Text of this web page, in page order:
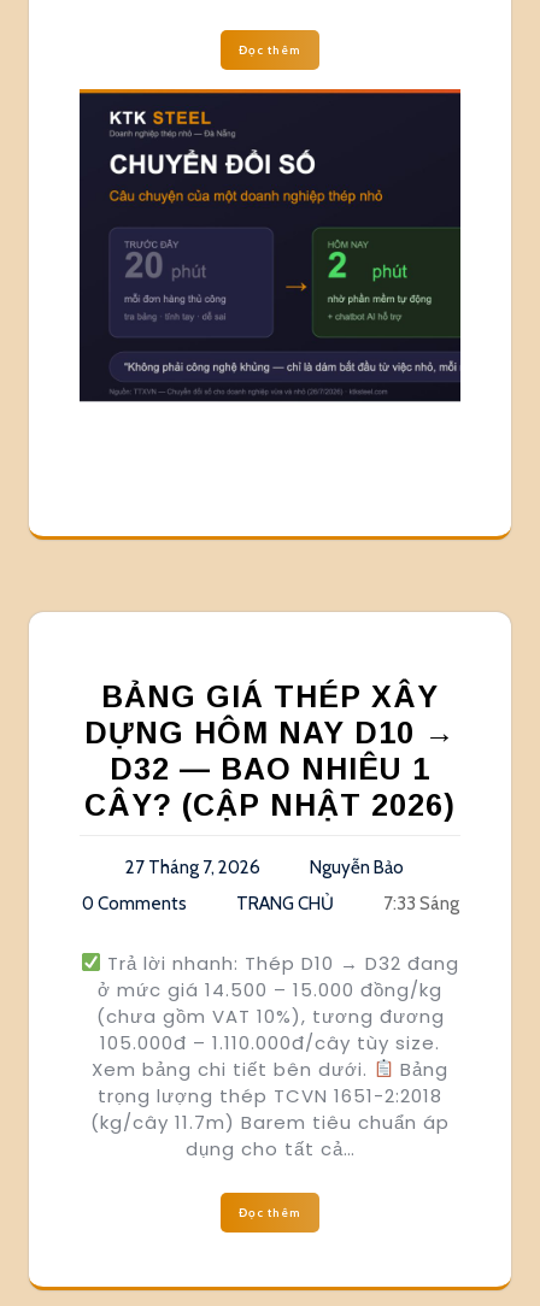
Đọc thêm
BẢNG GIÁ THÉP XÂY
DỰNG HÔM NAY D10 →
D32 — BAO NHIÊU 1
CÂY? (CẬP NHẬT 2026)
27 Tháng 7, 2026
Nguyễn Bảo
0 Comments
TRANG CHỦ 7:33 Sáng
Trả lời nhanh: Thép D10 → D32 đang
ở mức giá 14.500 – 15.000 đồng/kg
(chưa gồm VAT 10%), tương đương
105.000đ – 1.110.000đ/cây tùy size.
Xem bảng chi tiết bên dưới.
Bảng
trọng lượng thép TCVN 1651-2:2018
(kg/cây 11.7m) Barem tiêu chuẩn áp
dụng cho tất cả…
Đọc thêm